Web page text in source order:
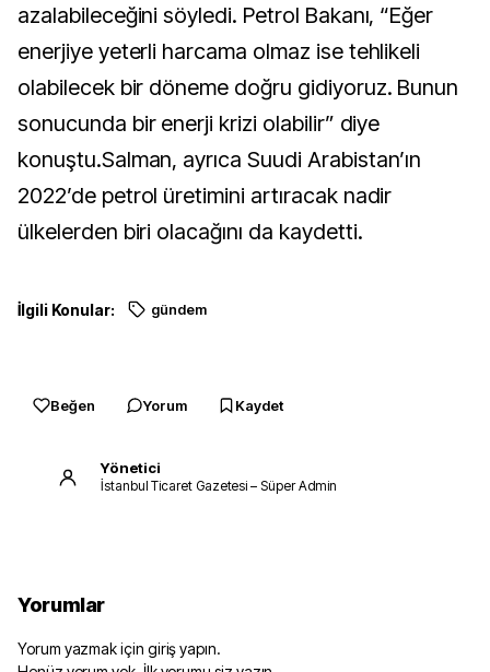
azalabileceğini söyledi. Petrol Bakanı, “Eğer
enerjiye yeterli harcama olmaz ise tehlikeli
olabilecek bir döneme doğru gidiyoruz. Bunun
sonucunda bir enerji krizi olabilir” diye
konuştu.Salman, ayrıca Suudi Arabistan’ın
2022’de petrol üretimini artıracak nadir
ülkelerden biri olacağını da kaydetti.
İlgili Konular: gündem
Beğen Yorum Kaydet
Yönetici
İstanbul Ticaret Gazetesi – Süper Admin
Yorumlar
Yorum yazmak için giriş yapın.